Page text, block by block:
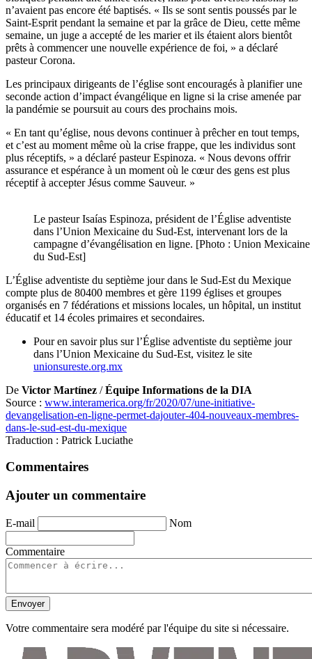
n’avaient pas encore été baptisés. « Ils se sont sentis poussés par le
Saint-Esprit pendant la semaine et par la grâce de Dieu, cette même
semaine, un juge a accepté de les marier et ils étaient alors bientôt
prêts à commencer une nouvelle expérience de foi, » a déclaré
pasteur Corona.
Les principaux dirigeants de l’église sont encouragés à planifier une
seconde action d’impact évangélique en ligne si la crise amenée par
la pandémie se poursuit au cours des prochains mois.
« En tant qu’église, nous devons continuer à prêcher en tout temps,
et c’est au moment même où la crise frappe, que les individus sont
plus réceptifs, » a déclaré pasteur Espinoza. « Nous devons offrir
assurance et espérance à un moment où le cœur des gens est plus
réceptif à accepter Jésus comme Sauveur. »
Le pasteur Isaías Espinoza, président de l’Église adventiste
dans l’Union Mexicaine du Sud-Est, intervenant lors de la
campagne d’évangélisation en ligne. [Photo : Union Mexicaine
du Sud-Est]
L’Église adventiste du septième jour dans le Sud-Est du Mexique
compte plus de 80400 membres et gère 1199 églises et groupes
organisés en 7 fédérations et missions locales, un hôpital, un institut
éducatif et 14 écoles primaires et secondaires.
Pour en savoir plus sur l’Église adventiste du septième jour
dans l’Union Mexicaine du Sud-Est, visitez le site
unionsureste.org.mx
De Victor Martínez /Équipe Informations de la DIA
Source : www.interamerica.org/fr/2020/07/une-initiative-
devangelisation-en-ligne-permet-dajouter-404-nouveaux-membres-
dans-le-sud-est-du-mexique
Traduction : Patrick Luciathe
Commentaires
Ajouter un commentaire
E-mail Nom
Commentaire
Envoyer
Votre commentaire sera modéré par l'équipe du site si nécessaire.